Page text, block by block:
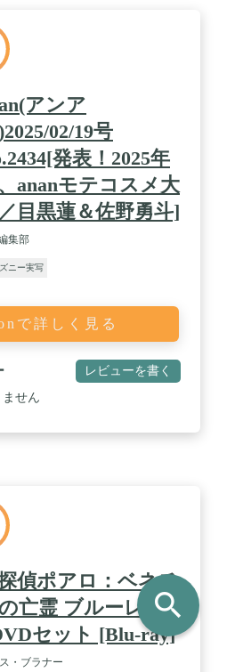
アンア
02/19号
発表！2025年
ananモテコスメ大
目黒蓮＆佐野勇斗]
集部
ニー実写
で詳しく見る
レビューを書く
せん
偵ポアロ：ベネチ
亡霊 ブルーレイ
セット [Blu-ray]
・ブラナー
search